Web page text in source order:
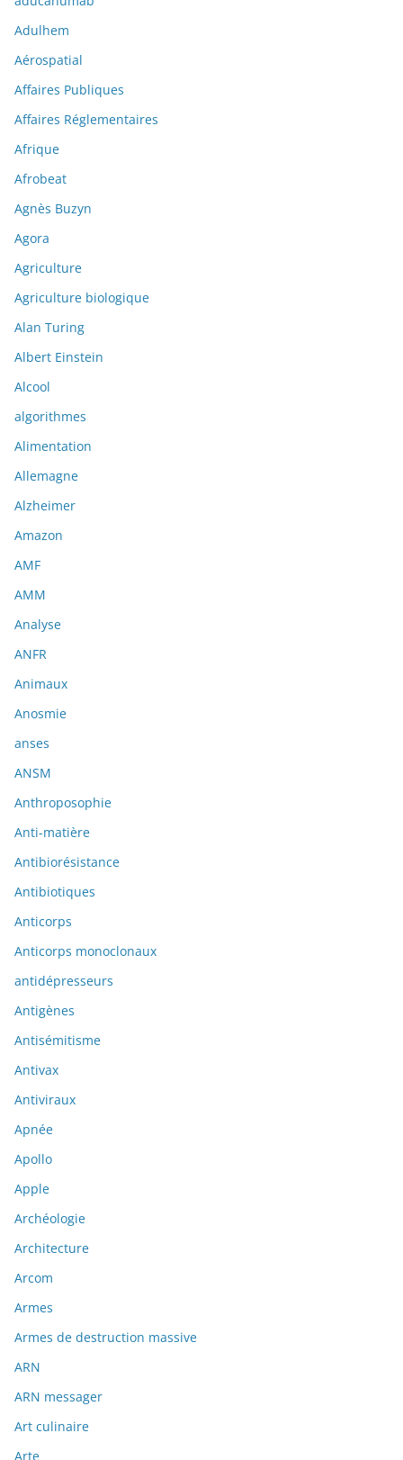
Adulhem
Aérospatial
Affaires Publiques
Affaires Réglementaires
Afrique
Afrobeat
Agnès Buzyn
Agora
Agriculture
Agriculture biologique
Alan Turing
Albert Einstein
Alcool
algorithmes
Alimentation
Allemagne
Alzheimer
Amazon
AMF
AMM
Analyse
ANFR
Animaux
Anosmie
anses
ANSM
Anthroposophie
Anti-matière
Antibiorésistance
Antibiotiques
Anticorps
Anticorps monoclonaux
antidépresseurs
Antigènes
Antisémitisme
Antivax
Antiviraux
Apnée
Apollo
Apple
Archéologie
Architecture
Arcom
Armes
Armes de destruction massive
ARN
ARN messager
Art culinaire
Arte